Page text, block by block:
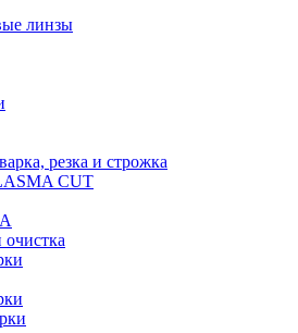
линзы
резка и строжка
CUT
очистка